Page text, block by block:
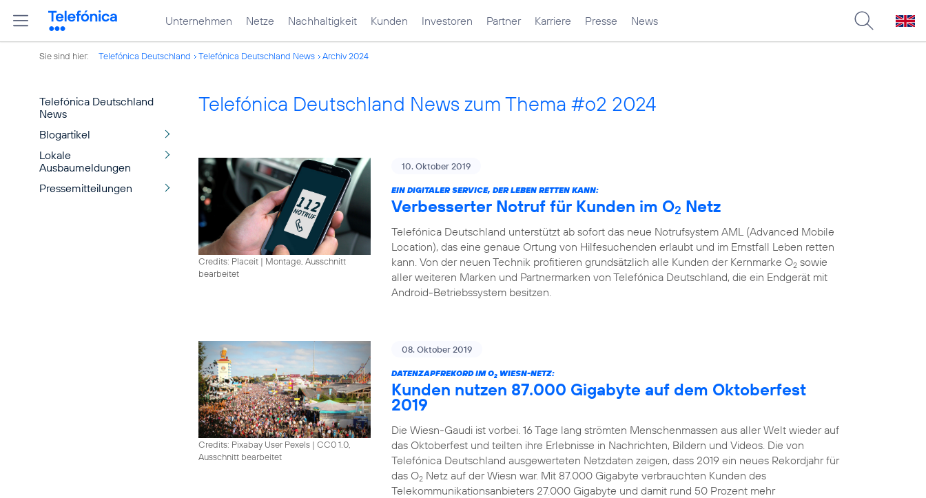
Unternehmen Netze Nachhaltigkeit Kunden Investoren Partner Karriere Presse News
Sie sind hier: Telefónica Deutschland Telefónica Deutschland News Archiv 2024
Telefónica Deutschland
News
Blogartikel
Lokale
Ausbaumeldungen
Pressemitteilungen
Telefónica Deutschland News zum Thema #o2 2024
Credits: Placeit | Montage, Ausschnitt
bearbeitet
10. Oktober 2019
EIN DIGITALER SERVICE, DER LEBEN RETTEN KANN:
Verbesserter Notruf für Kunden im O2 Netz
Telefónica Deutschland unterstützt ab sofort das neue Notrufsystem AML (Advanced Mobile
Location), das eine genaue Ortung von Hilfesuchenden erlaubt und im Ernstfall Leben retten
kann. Von der neuen Technik profitieren grundsätzlich alle Kunden der Kernmarke O2 sowie
aller weiteren Marken und Partnermarken von Telefónica Deutschland, die ein Endgerät mit
Android-Betriebssystem besitzen.
Credits: Pixabay User Pexels | CC0 1.0,
Ausschnitt bearbeitet
08. Oktober 2019
DATENZAPFREKORD IM O2 WIESN-NETZ:
Kunden nutzen 87.000 Gigabyte auf dem Oktoberfest
2019
Die Wiesn-Gaudi ist vorbei. 16 Tage lang strömten Menschenmassen aus aller Welt wieder auf
das Oktoberfest und teilten ihre Erlebnisse in Nachrichten, Bildern und Videos. Die von
Telefónica Deutschland ausgewerteten Netzdaten zeigen, dass 2019 ein neues Rekordjahr für
das O2 Netz auf der Wiesn war. Mit 87.000 Gigabyte verbrauchten Kunden des
Telekommunikationsanbieters 27.000 Gigabyte und damit rund 50 Prozent mehr